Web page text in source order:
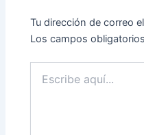
Tu dirección de correo
Los campos
aquí...